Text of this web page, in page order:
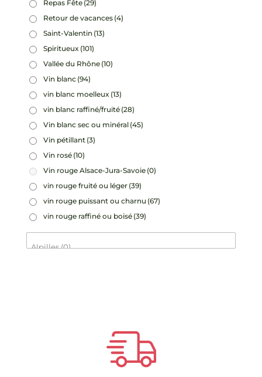
Repas Fête (29)
Retour de vacances (4)
Saint-Valentin (13)
Spiritueux (101)
Vallée du Rhône (10)
Vin blanc (94)
vin blanc moelleux (13)
vin blanc raffiné/fruité (28)
Vin blanc sec ou minéral (45)
Vin pétillant (3)
Vin rosé (10)
Vin rouge Alsace-Jura-Savoie (0)
vin rouge fruité ou léger (39)
vin rouge puissant ou charnu (67)
vin rouge raffiné ou boisé (39)